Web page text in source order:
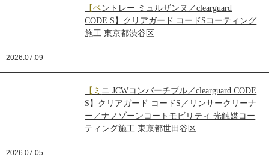
【ベントレー ミュルザンヌ／clearguard
CODE S】クリアガード コードSコーティング
施工 東京都渋谷区
2026.07.09
【ミニ JCWコンバーチブル／clearguard CODE
S】クリアガード コードS／リンサークリーナ
ー／ナノゾーンコートモビリティ 光触媒コー
ティング施工 東京都世田谷区
2026.07.05